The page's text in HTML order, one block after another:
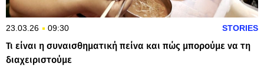
23.03.26 09:30 STORIES
Τι είναι η συναισθηματική πείνα και πώς μπορούμε να τη
διαχειριστούμε